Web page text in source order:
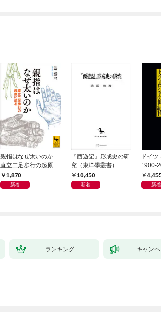
親指はなぜ太いのか
直立二足歩行の起原に
迫る1,870
新着
『西遊記』形成史の研
究（東洋學叢書）
10,450
新着
ドイ
1900-
新着
ランキング キャン